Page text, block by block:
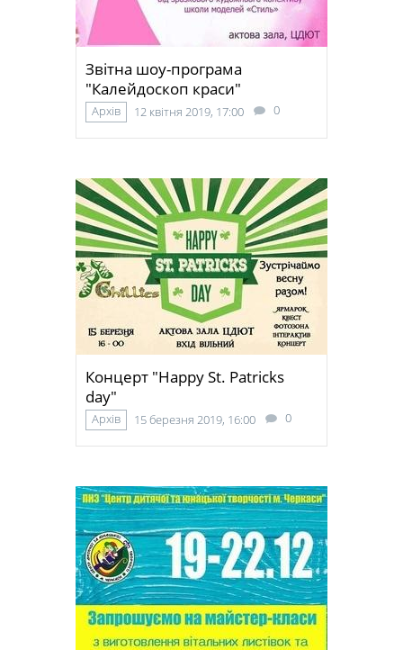
Звітна шоу-програма
"Калейдоскоп краси"
Архів 12 квітня 2019, 17:00 0
Концерт "Happy St. Patricks
day"
Архів 15 березня 2019, 16:00 0